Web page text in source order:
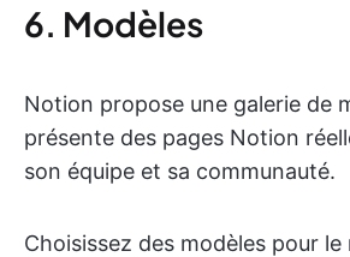
6. Modèles
Notion propose une galerie de
présente des pages Notion
son équipe et sa communauté.
Choisissez des modèles pour